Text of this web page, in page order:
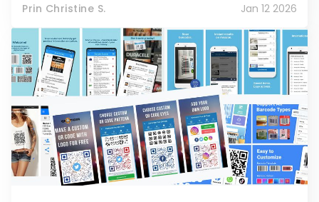
Prin Christine S. Jan 12 2026